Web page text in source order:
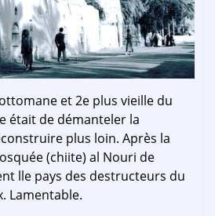
et 2e plus vieille du
était de démanteler la
plus loin. Après la
(chiite) al Nouri de
lle pays des destructeurs du
Lamentable.